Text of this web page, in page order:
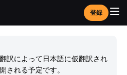
登録
訳によって日本語に仮翻訳され
される予定です。